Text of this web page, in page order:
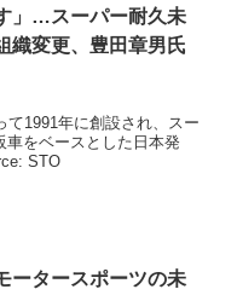
」…スーパー耐久未
織変更、豊田章男氏
1991年に創設され、スー
をベースとした日本発
STO
ータースポーツの未